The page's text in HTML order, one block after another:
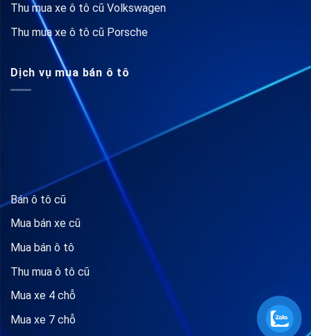
Thu mua xe ô tô cũ Volkswagen
Thu mua xe ô tô cũ Porsche
Dịch vụ mua bán ô tô
Bán ô tô cũ
Mua bán xe cũ
Mua bán ô tô
Thu mua ô tô cũ
Mua xe 4 chỗ
Mua xe 7 chỗ